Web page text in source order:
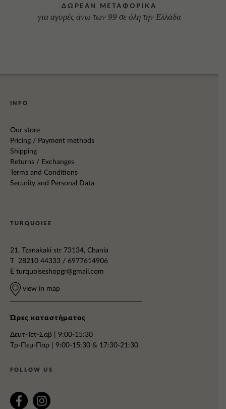
ΔΩΡΕΑΝ ΜΕΤΑΦΟΡΙΚΑ
για αγορές άνω των 99 σε όλη την Ελλάδα
INFO
Our store
Pricing / Payment methods
Shipping
Returns / Exchanges
Terms and Conditions
Security and Personal Data
TURQUOISE
21, Tzanakaki str 73134, Chania
T 28210 44333 / 6977614906
E turquoiseshopgr@gmail.com
view in map
Ώρες καταστήματος
Δευτ-Τετ-Σαβ | 9:00-15:30
Tρ-Πεμ-Παρ | 9:00-15:30 & 17:30-21:30
FOLLOW US